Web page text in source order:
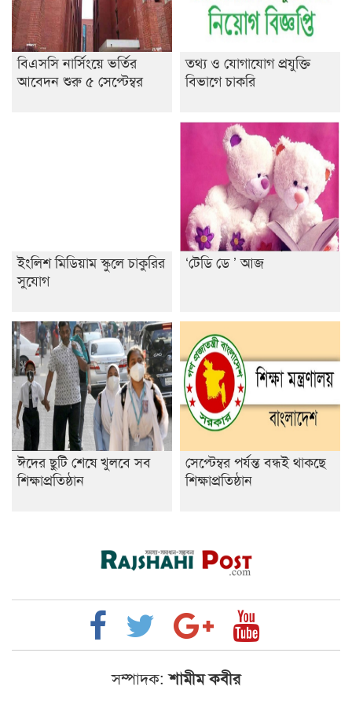
বিএসসি নার্সিংয়ে ভর্তির
আবেদন শুরু ৫ সেপ্টেম্বর
তথ্য ও যোগাযোগ প্রযুক্তি
বিভাগে চাকরি
ইংলিশ মিডিয়াম স্কুলে চাকুরির
সুযোগ
‘টেডি ডে ’ আজ
ঈদের ছুটি শেষে খুলবে সব
শিক্ষাপ্রতিষ্ঠান
সেপ্টেম্বর পর্যন্ত বন্ধই থাকছে
শিক্ষাপ্রতিষ্ঠান
সম্পাদক: শামীম কবীর